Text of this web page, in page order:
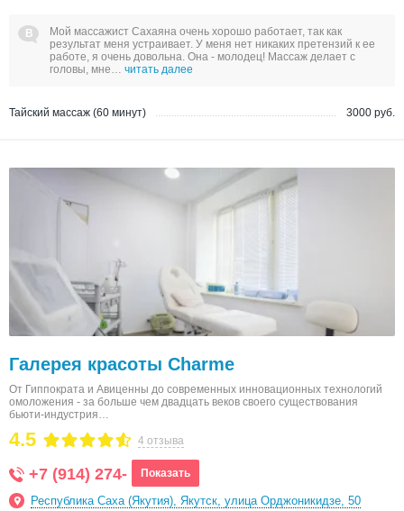
Мой массажист Сахаяна очень хорошо работает, так как
результат меня устраивает. У меня нет никаких претензий к ее
работе, я очень довольна. Она - молодец! Массаж делает с
головы, мне… читать далее
Тайский массаж (60 минут) 3000 руб.
Галерея красоты Charme
От Гиппократа и Авиценны до современных инновационных технологий
омоложения - за больше чем двадцать веков своего существования
бьюти-индустрия…
4 отзыва
4.5
+7 (914) 274- Показать
Республика Саха (Якутия), Якутск, улица Орджоникидзе, 50